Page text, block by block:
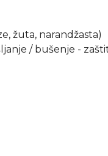
žuta, narandžasta)
/ bušenje -